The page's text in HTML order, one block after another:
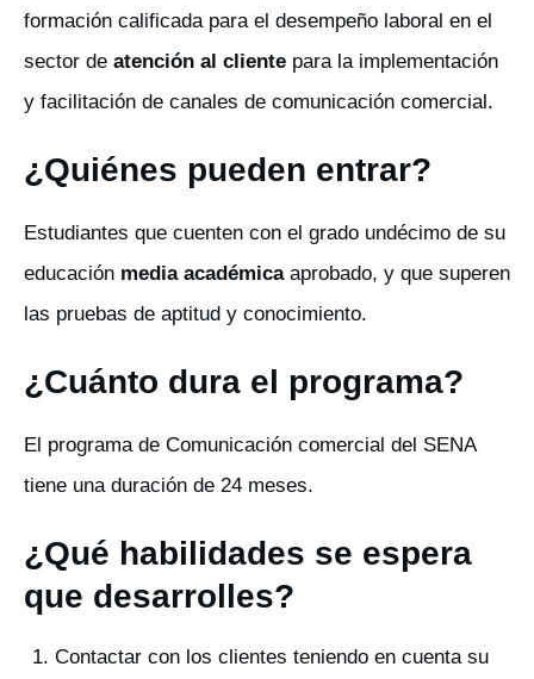
formación calificada para el desempeño laboral en el
sector de atención al cliente para la implementación
y facilitación de canales de comunicación comercial.
¿Quiénes pueden entrar?
Estudiantes que cuenten con el grado undécimo de su
educación media académica aprobado, y que superen
las pruebas de aptitud y conocimiento.
¿Cuánto dura el programa?
El programa de Comunicación comercial del SENA
tiene una duración de 24 meses.
¿Qué habilidades se espera
que desarrolles?
Contactar con los clientes teniendo en cuenta su